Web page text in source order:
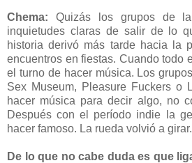
Chema: Quizás los grupos de
inquietudes claras de salir de lo
historia derivó más tarde hacia la
encuentros en fiestas. Cuando todo
el turno de hacer música. Los
Sex Museum, Pleasure Fuckers o
hacer música para decir algo, no
Después con el período indie la
hacer famoso. La rueda volvió a girar.
De lo que no cabe duda es que